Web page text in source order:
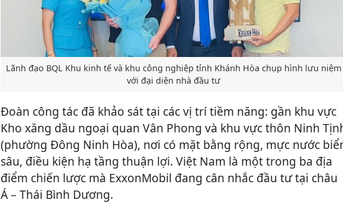
Lãnh đạo BQL Khu kinh tế và khu công nghiệp tỉnh Khánh Hòa chụp hình lưu niệm
với đại diện nhà đầu tư
Đoàn công tác đã khảo sát tại các vị trí tiềm năng: gần khu vực
Kho xăng dầu ngoại quan Vân Phong và khu vực thôn Ninh
(phường Đông Ninh Hòa), nơi có mặt bằng rộng, mực nước
sâu, điều kiện hạ tầng thuận lợi. Việt Nam là một trong ba địa
điểm chiến lược mà ExxonMobil đang cân nhắc đầu tư tại châu
Á – Thái Bình Dương.